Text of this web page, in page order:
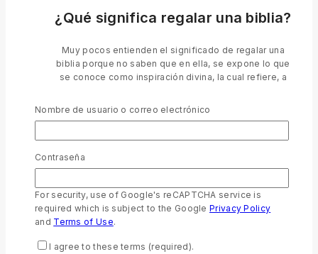
¿Qué significa regalar una biblia?
Muy pocos entienden el significado de regalar una
biblia porque no saben que en ella, se expone lo que
se conoce como inspiración divina, la cual refiere, a
asociados íntimamente a Dios.
Llevando la Palabra de Dios a todo el
fraternidad Mundial de Sociedades Bíblicas Unidas y
sirviendo en Ecuador desde 1824. Ponemos la Palabra
de Dios en las manos de los ecuatorianos en todos los
entender. Proveemos materiales bíblicos y asistimos a
Nombre de usuario o correo electrónico
Contraseña
For security, use of Google's reCAPTCHA service is
required which is subject to the GooglePrivacy Policy
and Terms of Use.
I agree to these terms (required).